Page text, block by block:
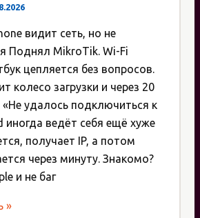
видит сеть, но не
Поднял MikroTik. Wi-Fi
цепляется без вопросов.
колесо загрузки и через 20
«Не удалось подключиться к
иногда ведёт себя ещё хуже
получает IP, а потом
через минуту. Знакомо?
и не баг
»